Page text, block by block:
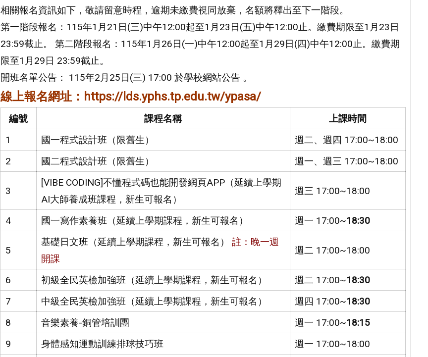
相關報名資訊如下，敬請留意時程，逾期未繳費視同放棄，名額將釋出至下一階段。
第一階段報名：115年1月21日(三)中午12:00起至1月23日(五)中午12:00止。繳費期限至1月23日
23:59截止。 第二階段報名：115年1月26日(一)中午12:00起至1月29日(四)中午12:00止。繳費期
限至1月29日 23:59截止。
開班名單公告： 115年2月25日(三) 17:00 於學校網站公告 。
線上報名網址：https://lds.yphs.tp.edu.tw/ypasa/
編號 課程名稱
上課時間
1
國一程式設計班（限舊生）
週二、週四 17:00~18:00
2
國二程式設計班（限舊生） 週一、週三 17:00~18:00
3
[VIBE CODING]不懂程式碼也能開發網頁APP（延續上學期
AI大師養成班課程，新生可報名）
週三 17:00~18:00
4 國一寫作素養班（延續上學期課程，新生可報名） 週一 17:00~18:30
5
基礎日文班（延續上學期課程，新生可報名）註：晚一週
開課
週二 17:00~18:00
6 初級全民英檢加強班（延續上學期課程，新生可報名） 週二 17:00~18:30
7
中級全民英檢加強班（延續上學期課程，新生可報名） 週四 17:00~18:30
8
音樂素養-銅管培訓團 週一 17:00~18:15
9
身體感知運動訓練排球技巧班
週一 17:00~18:00